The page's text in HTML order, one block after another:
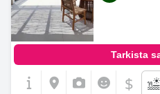
Tarkista
$